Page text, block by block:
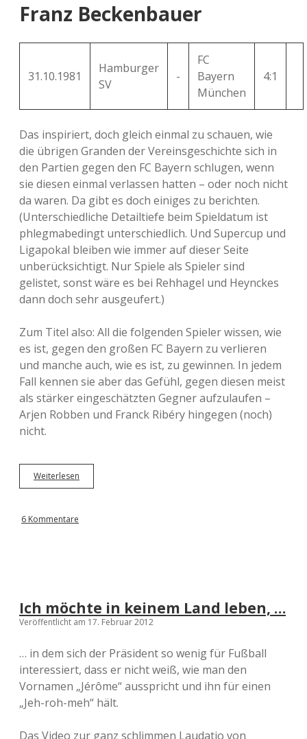
Franz Beckenbauer
31.10.1981
Hamburger
SV
-
FC
Bayern
München
4:1
Das inspiriert, doch gleich einmal zu schauen, wie
die übrigen Granden der Vereinsgeschichte sich in
den Partien gegen den FC Bayern schlugen, wenn
sie diesen einmal verlassen hatten – oder noch nicht
da waren. Da gibt es doch einiges zu berichten.
(Unterschiedliche Detailtiefe beim Spieldatum ist
phlegmabedingt unterschiedlich. Und Supercup und
Ligapokal bleiben wie immer auf dieser Seite
unberücksichtigt. Nur Spiele als Spieler sind
gelistet, sonst wäre es bei Rehhagel und Heynckes
dann doch sehr ausgeufert.)
Zum Titel also: All die folgenden Spieler wissen, wie
es ist, gegen den großen FC Bayern zu verlieren
und manche auch, wie es ist, zu gewinnen. In jedem
Fall kennen sie aber das Gefühl, gegen diesen meist
als stärker eingeschätzten Gegner aufzulaufen –
Arjen Robben und Franck Ribéry hingegen (noch)
nicht.
Weiterlesen
a
&
J
p
p
&
M
e
h
e
6 Kommentare
Ich möchte in keinem Land leben, …
Veröffentlicht am 17. Februar 2012
… in dem sich der Präsident so wenig für Fußball
interessiert, dass er nicht weiß, wie man den
Vornamen „Jérôme“ ausspricht und ihn für einen
„Jeh-roh-meh“ hält.
Das Video zur ganz schlimmen Laudatio von